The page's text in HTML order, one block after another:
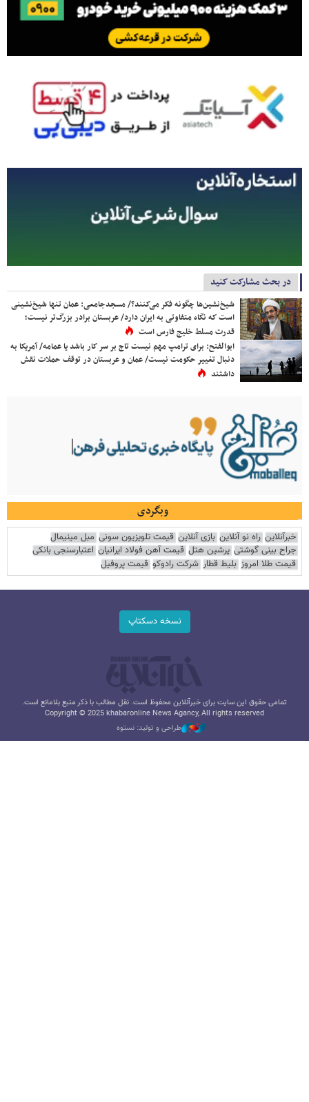
در بحث مشارکت کنید
شیخ‌نشین‌ها چگونه فکر می‌کنند؟/ مسجدجامعی: عمان تنها شیخ‌نشینی
است که نگاه متفاوتی به ایران دارد/ عربستان برادر بزرگ‌تر نیست؛
قدرت مسلط خلیج فارس است
ابوالفتح: برای ترامپ مهم نیست تاج بر سر کار باشد یا عمامه/ آمریکا به
دنبال تغییر حکومت نیست/ عمان و عربستان در توقف حملات نقش
داشتند
وبگردی
خبرآنلاین راه نو آنلاین بازی آنلاین قیمت تلویزیون سونی مبل مینیمال
جراح بینی گوشتی پرشین هتل قیمت آهن فولاد ایرانیان اعتبارسنجی بانکی
قیمت طلا امروز بلیط قطار شرکت رادوکو قیمت پروفیل
نسخه دسکتاپ
تمامی حقوق این سایت برای خبرآنلاین محفوظ است. نقل مطالب با ذکر منبع بلامانع است.
Copyright © 2025 khabaronline News Agancy, All rights reserved
طراحی و تولید: نستوه